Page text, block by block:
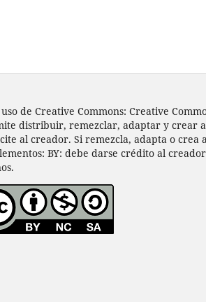
de Creative Commons: Creative
distribuir, remezclar, adaptar y
al creador. Si remezcla, adapta o
BY: debe darse crédito al